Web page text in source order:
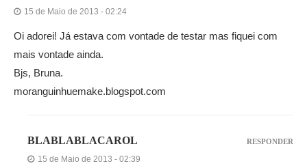
15 de Maio de 2013 - 02:24
Oi adorei! Já estava com vontade de testar mas fiquei com
mais vontade ainda.
Bjs, Bruna.
moranguinhuemake.blogspot.com
BLABLABLACAROL
15 de Maio de 2013 - 02:39
RESPONDER